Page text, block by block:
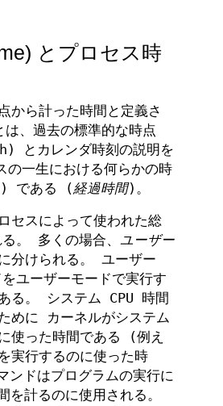
とプロセス時
から計った時間と定義さ
、過去の標準的な時点
とカレンダ時刻の説明を
一生における何らかの時
) である (経過時間)。
セスによって使われた総
。 多くの場合、 ユーザー
分けられる。 ユーザー
ユーザーモードで実行す
る。 システム CPU 時間
めに カーネルがシステム
使った時間である (例え
実行するのに使った時
ンドはプログラムの実行に
計るのに使用される。